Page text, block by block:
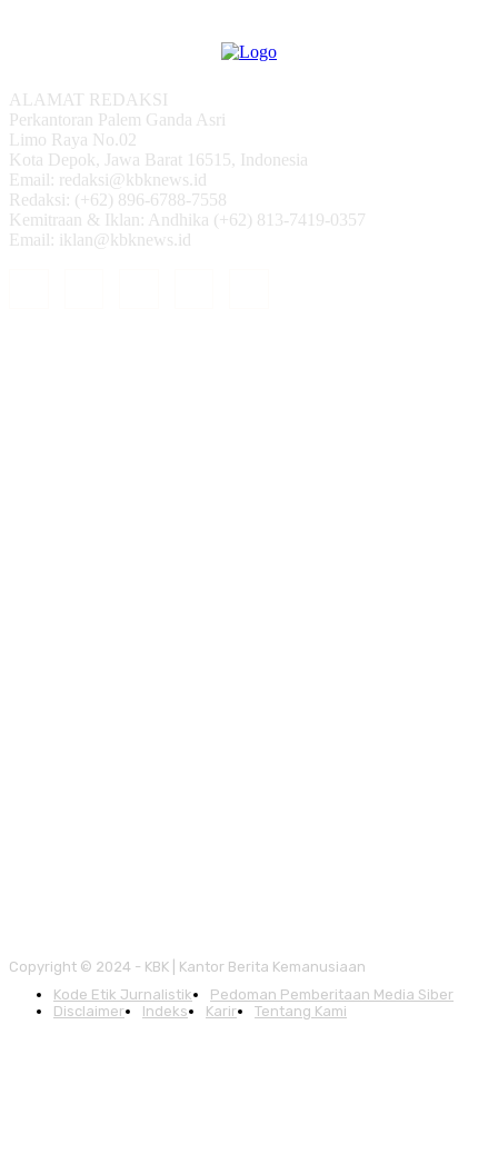
ALAMAT REDAKSI
Perkantoran Palem Ganda Asri
Limo Raya No.02
Kota Depok, Jawa Barat 16515, Indonesia
Email: redaksi@kbknews.id
Redaksi: (+62) 896-6788-7558
Kemitraan & Iklan: Andhika (+62) 813-7419-0357
Email: iklan@kbknews.id
Copyright © 2024 - KBK | Kantor Berita Kemanusiaan
Kode Etik Jurnalistik
Pedoman Pemberitaan Media Siber
Disclaimer
Indeks Karir Tentang Kami